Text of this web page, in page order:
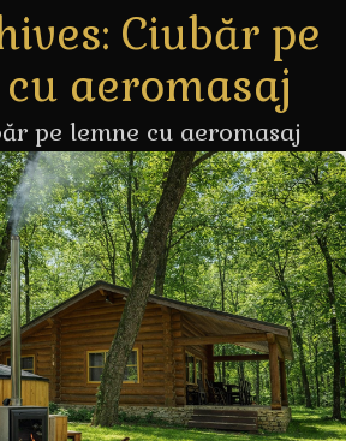
Ciubăr pe
aeromasaj
pe lemne cu aeromasaj